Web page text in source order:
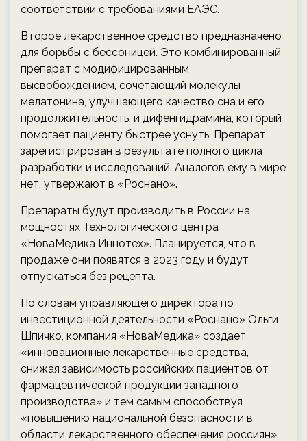
соответствии с требованиями ЕАЭС.
Второе лекарственное средство предназначено
для борьбы с бессоницей. Это комбинированный
препарат с модифицированным
высвобождением, сочетающий молекулы
мелатонина, улучшающего качество сна и его
продолжительность, и дифенгидрамина, который
помогает пациенту быстрее уснуть. Препарат
зарегистрирован в результате полного цикла
разработки и исследований. Аналогов ему в мире
нет, утвержают в «Роснано».
Препараты будут производить в России на
мощностях Технологического центра
«НоваМедика Иннотех». Планируется, что в
продаже они появятся в 2023 году и будут
отпускаться без рецепта.
По словам управляющего директора по
инвестиционной деятельности «Роснано» Ольги
Шпичко, компания «НоваМедика» создает
«инновационные лекарственные средства,
снижая зависимость российских пациентов от
фармацевтической продукции западного
производства» и тем самым способствуя
«повышению национальной безопасности в
области лекарственного обеспечения россиян».